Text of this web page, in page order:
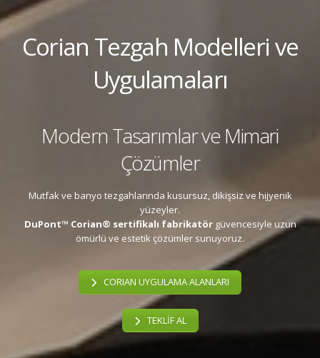
Corian Tezgah Modelleri ve
Uygulamaları
Modern Tasarımlar ve Mimari
Çözümler
Mutfak ve banyo tezgahlarında kusursuz, dikişsiz ve hijyenik
yüzeyler.
DuPont™ Corian® sertifikalı fabrikatörgüvencesiyle uzun
ömürlü ve estetik çözümler sunuyoruz.
CORIAN UYGULAMA ALANLARI
TEKLİF AL